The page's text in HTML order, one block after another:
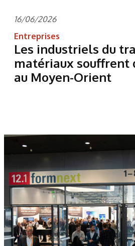
16/06/2026
Entreprises
Les industriels du
matériaux souffrent
au Moyen-Orient